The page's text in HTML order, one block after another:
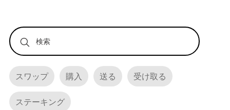
Ledger Flex
暗号資産保護の新常識へ
Ledger Nano
スワップ 購入 送る 受け取る
ステーキング